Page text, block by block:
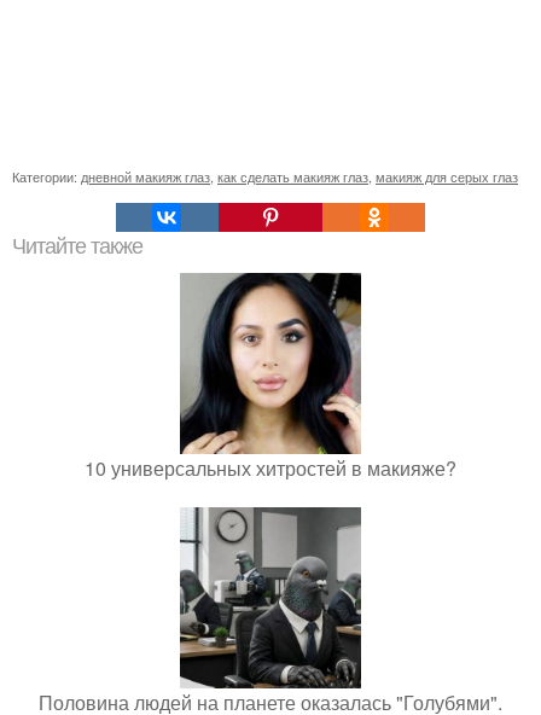
Категории: дневной макияж глаз как сделать макияж глаз макияж для серых глаз
Читайте также
10 универсальных хитростей в макияже?
Половина людей на планете оказалась "Голубями".